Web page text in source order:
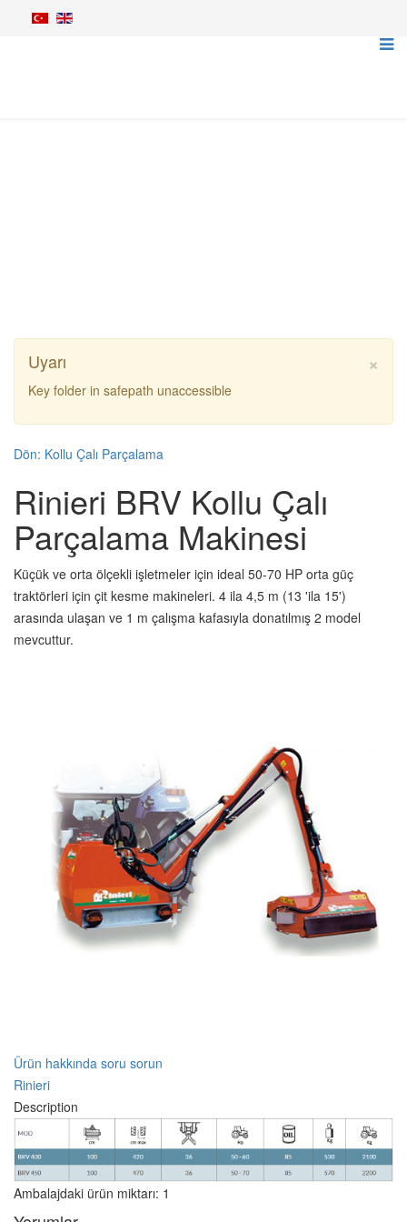
×
Uyarı
Key folder in safepath unaccessible
Dön: Kollu Çalı Parçalama
Rinieri BRV Kollu Çalı
Parçalama Makinesi
Küçük ve orta ölçekli işletmeler için ideal 50-70 HP orta güç
traktörleri için çit kesme makineleri. 4 ila 4,5 m (13 'ila 15')
arasında ulaşan ve 1 m çalışma kafasıyla donatılmış 2 model
mevcuttur.
Ürün hakkında soru sorun
Rinieri
Description
Ambalajdaki ürün miktarı: 1